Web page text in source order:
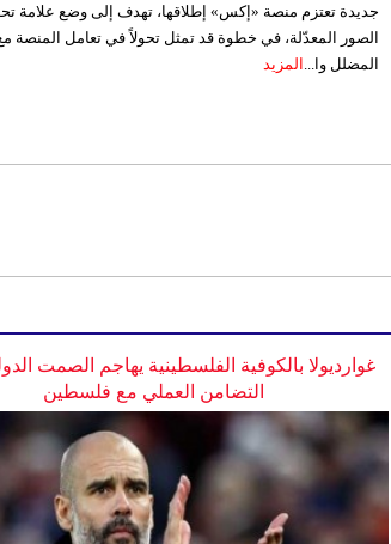
جديدة تعتزم منصة «إكس» إطلاقها، تهدف إلى وضع علامة
الصور المعدّلة، في خطوة قد تمثل تحولاً في تعامل المنصة
المضلل وا... المزيد
غوارديولا بالكوفية الفلسطينية يهاجم الصمت
التضامن العملي مع فلسطين